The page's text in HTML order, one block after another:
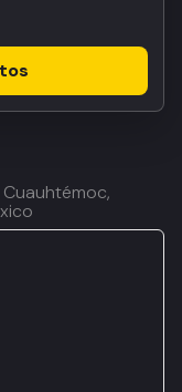
Cuauhtémoc,